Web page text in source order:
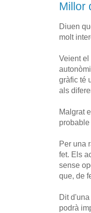
Millor
Diuen
molt
Veient el
gràfic té
als
Malgrat
Per una
fet. Els
sense
que, de
Dit
podrà